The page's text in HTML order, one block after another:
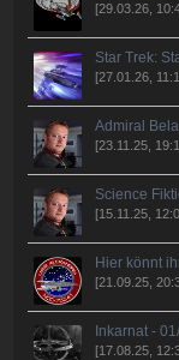
[29.03.26,
Star Trek:
[27.01.26,
Admiral
[23.11.25,
Science
[15.11.25,
Hier könnt
[21.09.25,
Inkarnat -
[17.08.25,